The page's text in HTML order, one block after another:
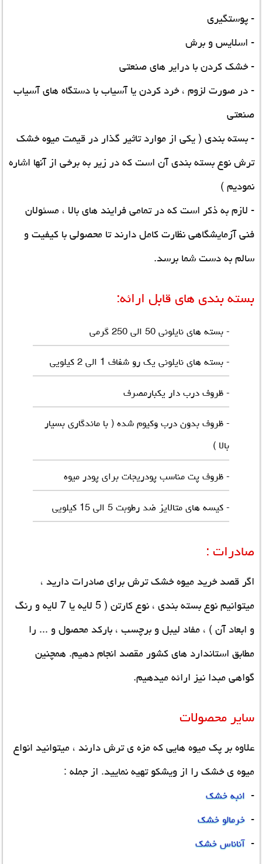
- پوستگیری
- اسلایس و برش
- خشک کردن با درایر های صنعتی
- در صورت لزوم ، خرد کردن یا آسیاب با دستگاه های آسیاب
صنعتی
- بسته بندی ( یکی از موارد تاثیر گذار در قیمت میوه خشک
ترش نوع بسته بندی آن است که در زیر به برخی از آنها اشاره
نمودیم )
- لازم به ذکر است که در تمامی فرایند های بالا ، مسئولان
فنی آزمایشگاهی نظارت کامل دارند تا محصولی با کیفیت و
سالم به دست شما برسد.
بسته بندی های قابل ارائه:
- بسته های نایلونی 50 الی 250 گرمی
- بسته های نایلونی یک رو شفاف 1 الی 2 کیلویی
- ظروف درب دار یکبارمصرف
- ظروف بدون درب وکیوم شده ( با ماندگاری بسیار
بالا )
- ظروف پت مناسب پودریجات برای پودر میوه
- کیسه های متالایز ضد رطوبت 5 الی 15 کیلویی
صادرات :
اگر قصد خرید میوه خشک ترش برای صادرات دارید ،
میتوانیم نوع بسته بندی ، نوع کارتن ( 5 لایه یا 7 لایه و رنگ
و ابعاد آن ) ، مفاد لیبل و برچسب ، بارکد محصول و ... را
مطابق استاندارد های کشور مقصد انجام دهیم. همچنین
گواهی مبدا نیز ارائه میدهیم.
سایر محصولات
علاوه بر پک میوه هایی که مزه ی ترش دارند ، میتوانید انواع
میوه ی خشک را از ویشکو تهیه نمایید. از جمله :
- انبه خشک
- خرمالو خشک
- آناناس خشک